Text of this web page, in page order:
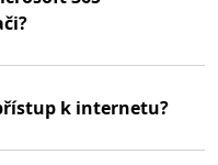
k internetu?